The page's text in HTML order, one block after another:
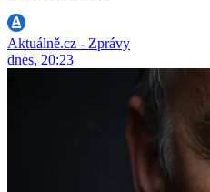
Aktuálně.cz - Zprávy
dnes, 20:23